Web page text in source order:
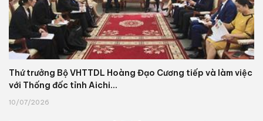
Thứ trưởng Bộ VHTTDL Hoàng Đạo Cương tiếp và làm việc
với Thống đốc tỉnh Aichi...
10/07/2026